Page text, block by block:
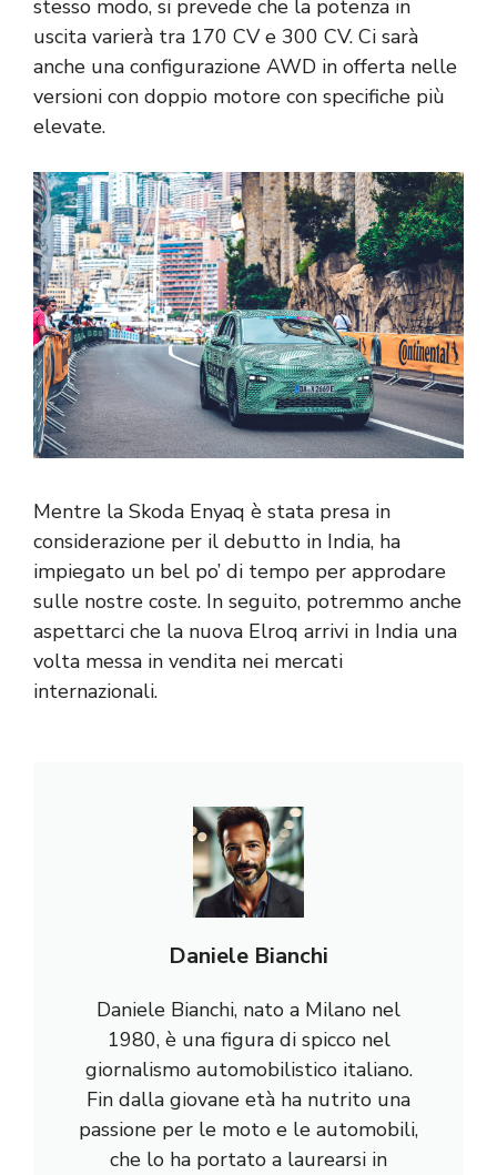
stesso modo, si prevede che la potenza in
uscita varierà tra 170 CV e 300 CV. Ci sarà
anche una configurazione AWD in offerta nelle
versioni con doppio motore con specifiche più
elevate.
Mentre la Skoda Enyaq è stata presa in
considerazione per il debutto in India, ha
impiegato un bel po’ di tempo per approdare
sulle nostre coste. In seguito, potremmo anche
aspettarci che la nuova Elroq arrivi in ​​India una
volta messa in vendita nei mercati
internazionali.
Daniele Bianchi
Daniele Bianchi, nato a Milano nel
1980, è una figura di spicco nel
giornalismo automobilistico italiano.
Fin dalla giovane età ha nutrito una
passione per le moto e le automobili,
che lo ha portato a laurearsi in